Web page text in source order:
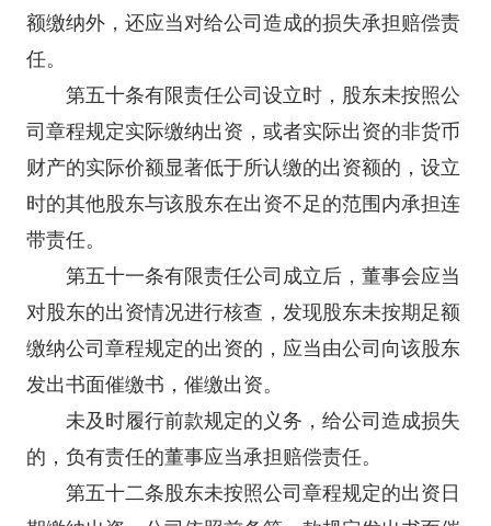
额缴纳外，还应当对给公司造成的损失承担赔偿责
任。
第五十条有限责任公司设立时，股东未按照公
司章程规定实际缴纳出资，或者实际出资的非货币
财产的实际价额显著低于所认缴的出资额的，设立
时的其他股东与该股东在出资不足的范围内承担连
带责任。
第五十一条有限责任公司成立后，董事会应当
对股东的出资情况进行核查，发现股东未按期足额
缴纳公司章程规定的出资的，应当由公司向该股东
发出书面催缴书，催缴出资。
未及时履行前款规定的义务，给公司造成损失
的，负有责任的董事应当承担赔偿责任。
第五十二条股东未按照公司章程规定的出资日